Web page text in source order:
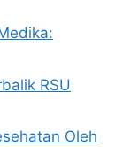
RSU
Oleh